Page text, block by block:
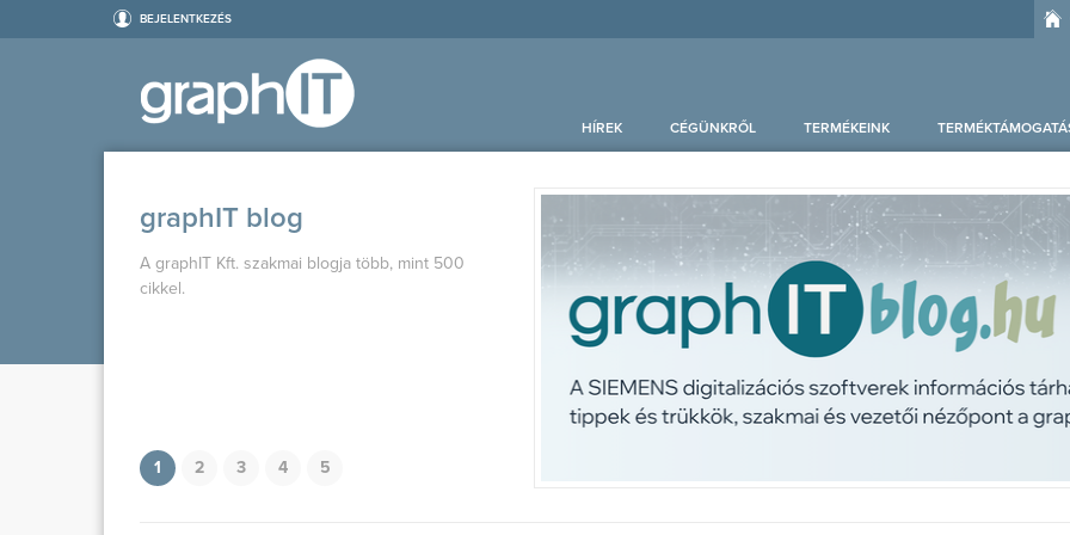
BEJELENTKEZÉS
HÍREK CÉGÜNKRŐL TERMÉKEINK
graphIT blog
A graphIT Kft. szakmai blogja több, mint 500
cikkel.
1 2 3 4 5